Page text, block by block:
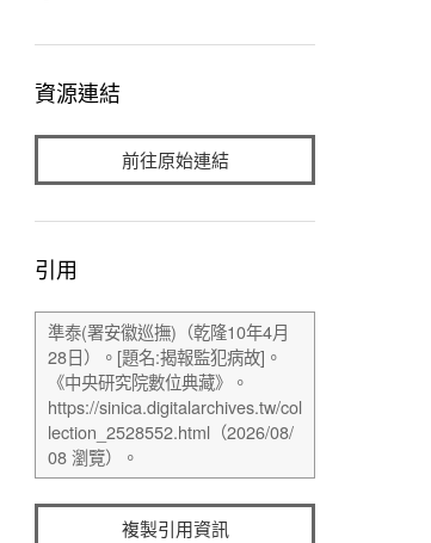
資源連結
前往原始連結
引用
複製引用資訊